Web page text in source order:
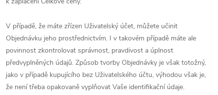
V případě, že máte zřízen Uživatelský účet, můžete učinit
Objednávku jeho prostřednictvím. I v takovém případě máte ale
povinnost zkontrolovat správnost, pravdivost a úplnost
předvyplněných údajů. Způsob tvorby Objednávky je však totožný,
jako v případě kupujícího bez Uživatelského účtu, výhodou však je,
že není třeba opakovaně vyplňovat Vaše identifikační údaje.